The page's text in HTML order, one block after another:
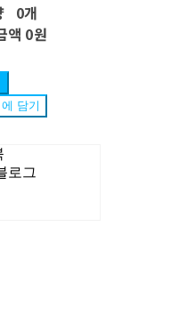
0개
액 0원
담기
로그